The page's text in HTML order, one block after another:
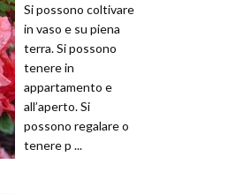
Si possono coltivare
in vaso e su piena
terra. Si possono
tenere in
appartamento e
all’aperto. Si
possono regalare o
tenere p ...